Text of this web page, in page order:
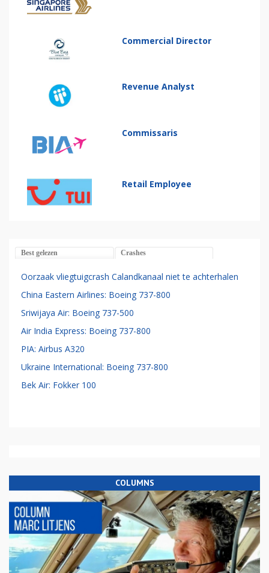
Commercial Director
Revenue Analyst
Commissaris
Retail Employee
Best gelezen Crashes
Oorzaak vliegtuigcrash Calandkanaal niet te achterhalen
China Eastern Airlines: Boeing 737-800
Sriwijaya Air: Boeing 737-500
Air India Express: Boeing 737-800
PIA: Airbus A320
Ukraine International: Boeing 737-800
Bek Air: Fokker 100
COLUMNS